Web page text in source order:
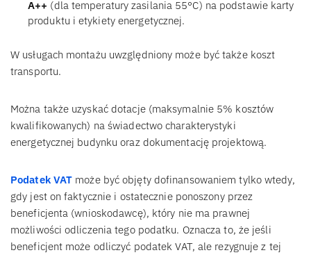
A++ (dla temperatury zasilania 55°C) na podstawie karty
produktu i etykiety energetycznej.
W usługach montażu uwzględniony może być także koszt
transportu.
Można także uzyskać dotacje (maksymalnie 5% kosztów
kwalifikowanych) na świadectwo charakterystyki
energetycznej budynku oraz dokumentację projektową.
Podatek VAT może być objęty dofinansowaniem tylko wtedy,
gdy jest on faktycznie i ostatecznie ponoszony przez
beneficjenta (wnioskodawcę), który nie ma prawnej
możliwości odliczenia tego podatku. Oznacza to, że jeśli
beneficjent może odliczyć podatek VAT, ale rezygnuje z tej